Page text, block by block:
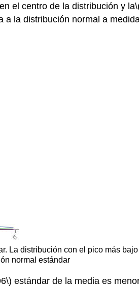
el centro de la distribución y la
a la distribución normal a
La distribución con el pico más
normal estándar
estándar de la media es